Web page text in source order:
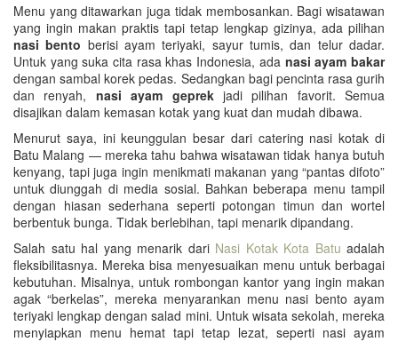
Menu yang ditawarkan juga tidak membosankan. Bagi wisatawan
yang ingin makan praktis tapi tetap lengkap gizinya, ada pilihan
nasi bento berisi ayam teriyaki, sayur tumis, dan telur dadar.
Untuk yang suka cita rasa khas Indonesia, ada nasi ayam bakar
dengan sambal korek pedas. Sedangkan bagi pencinta rasa gurih
dan renyah, nasi ayam geprekjadi pilihan favorit. Semua
disajikan dalam kemasan kotak yang kuat dan mudah dibawa.
Menurut saya, ini keunggulan besar dari catering nasi kotak di
Batu Malang — mereka tahu bahwa wisatawan tidak hanya butuh
kenyang, tapi juga ingin menikmati makanan yang “pantas difoto”
untuk diunggah di media sosial. Bahkan beberapa menu tampil
dengan hiasan sederhana seperti potongan timun dan wortel
berbentuk bunga. Tidak berlebihan, tapi menarik dipandang.
Salah satu hal yang menarik dari Nasi Kotak Kota Batu adalah
fleksibilitasnya. Mereka bisa menyesuaikan menu untuk berbagai
kebutuhan. Misalnya, untuk rombongan kantor yang ingin makan
agak “berkelas”, mereka menyarankan menu nasi bento ayam
teriyaki lengkap dengan salad mini. Untuk wisata sekolah, mereka
menyiapkan menu hemat tapi tetap lezat, seperti nasi ayam